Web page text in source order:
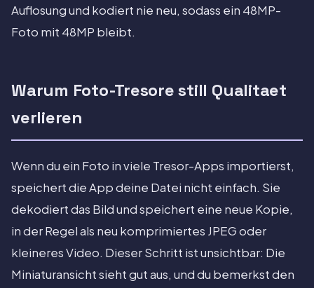
Auflosung und kodiert nie neu, sodass ein 48MP-
Foto mit 48MP bleibt.
Warum Foto-Tresore still Qualitaet
verlieren
Wenn du ein Foto in viele Tresor-Apps importierst,
speichert die App deine Datei nicht einfach. Sie
dekodiert das Bild und speichert eine neue Kopie,
in der Regel als neu komprimiertes JPEG oder
kleineres Video. Dieser Schritt ist unsichtbar: Die
Miniaturansicht sieht gut aus, und du bemerkst den